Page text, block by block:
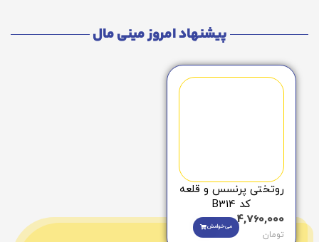
پیشنهاد امروز مینی مال
روتختی پرنسس و قلعه
کد B314
4,760,000
تومان
می‌خوامش